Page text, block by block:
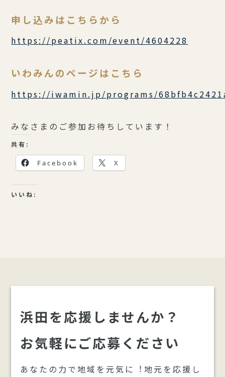
申し込みはこちらから
https://peatix.com/event/4604228
いわみんのページはこちら
https://iwamin.jp/programs/
みなさまのご参加お待ちしています！
共有:
Facebook X
いいね:
浜田を応援しませんか？
お気軽にご応募ください
あなたの⼒で地域を元気に︕地元を応援し